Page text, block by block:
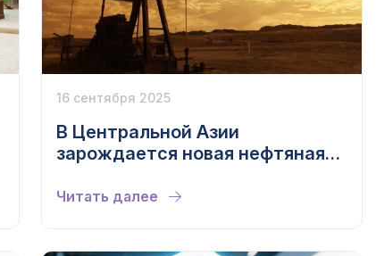
16 сентября 2025
В Центральной Азии
зарождается новая нефтяная
Читать далее